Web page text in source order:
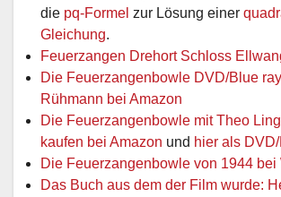
die pq-Formel zur Lösung einer
Gleichung.
Feuerzangen Drehort Schloss
Die Feuerzangenbowle DVD/Blue
Rühmann bei Amazon
Die Feuerzangenbowle mit Theo
kaufen bei Amazon und hier als
Die Feuerzangenbowle von 1944 bei
Das Buch aus dem der Film wurde: